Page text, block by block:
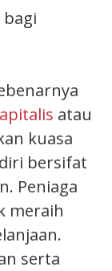
atau
kuasa
bersifat
Peniaga
meraih
serta